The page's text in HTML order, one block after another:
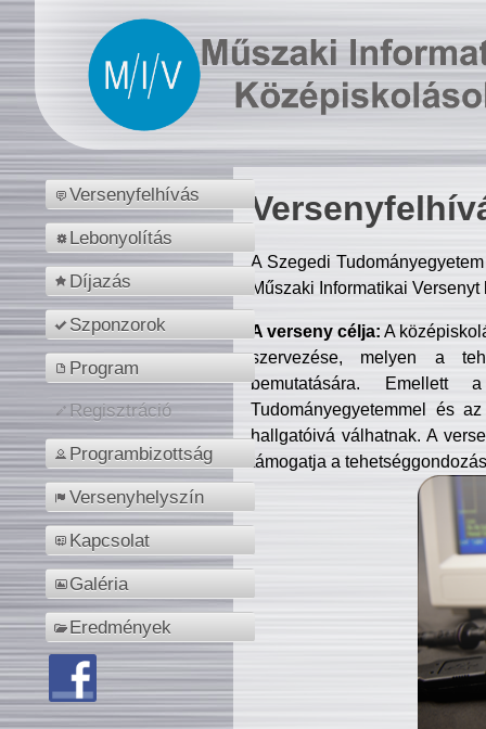
Versenyfelhívás
Lebonyolítás
Díjazás
Szponzorok
Program
Regisztráció
Programbizottság
Versenyhelyszín
Kapcsolat
Galéria
Eredmények
A Szegedi
Műszaki Informatikai
A verseny célja: A
szervezése, melyen a
bemutatására. Emellett
Tudományegyetemmel és
hallgatóivá válhatnak. A
támogatja a